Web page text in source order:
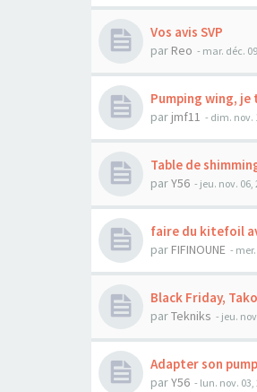
Vos avis SVP
par Reo - mar. déc.
Pumping wing, je
par jmf11 - dim. nov.
Table de
parY56 - jeu. nov. 06,
faire du kitefoil
par FIFINOUNE -
Black Friday,
parTekniks - jeu.
Adapter son
parY56 - lun. nov. 03,